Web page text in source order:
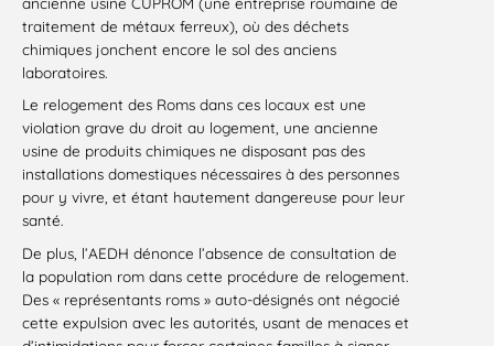
traitement de métaux ferreux), où des déchets
chimiques jonchent encore le sol des anciens
laboratoires.
Le relogement des Roms dans ces locaux est une
violation grave du droit au logement, une ancienne
usine de produits chimiques ne disposant pas des
installations domestiques nécessaires à des personnes
pour y vivre, et étant hautement dangereuse pour leur
santé.
De plus, l’AEDH dénonce l’absence de consultation de
la population rom dans cette procédure de relogement.
Des « représentants roms » auto-désignés ont négocié
cette expulsion avec les autorités, usant de menaces et